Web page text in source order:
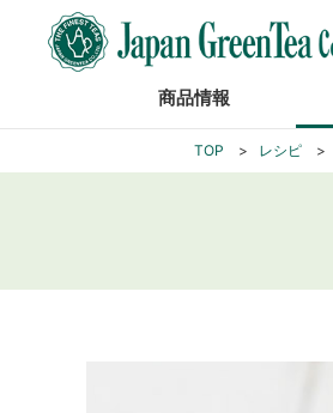
商品情報
TOP レシピ